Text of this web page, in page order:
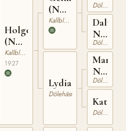
Holger
(NO)
T-140
Kallblodig Travare
1927
(NO)
T-73Kallblodig Travare
Lydia
Dölehäst
1027
Dölehäst
N
5645
Dölehäst
N
829
Dölehäst
Katta
Dölehäst